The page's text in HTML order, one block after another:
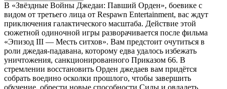
В «Звёздные Войны Джедаи: Павший Орден», боевике с
видом от третьего лица от Respawn Entertainment, вас ждут
приключения галактического масштаба. Действие этой
сюжетной одиночной игры разворачивается после фильма
«Эпизод III — Месть ситхов». Вам предстоит очутиться в
роли джедая-падавана, которому едва удалось избежать
уничтожения, санкционированного Приказом 66. В
стремлении восстановить Орден джедаев вам придётся
собрать воедино осколки прошлого, чтобы завершить
обучение, обрести новые способности Силы и овладеть